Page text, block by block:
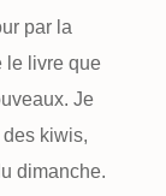
par la
le livre que
Je
kiwis,
dimanche.